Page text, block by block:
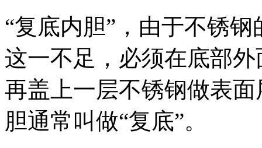
“复底内胆”，由于不锈
这一不足，必须在底部
再盖上一层不锈钢做表
胆通常叫做“复底”。